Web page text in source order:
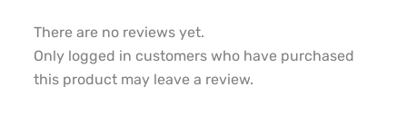
There are no reviews yet.
Only logged in customers who have purchased
this product may leave a review.